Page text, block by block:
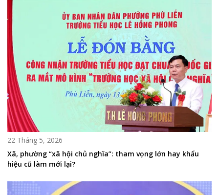
22 Tháng 5, 2026
Xã, phường “xã hội chủ nghĩa”: tham vọng lớn hay khẩu
hiệu cũ làm mới lại?